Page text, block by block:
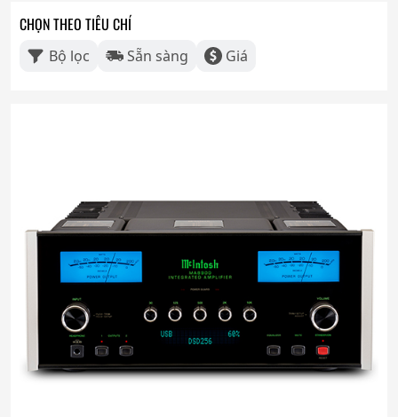
CHỌN THEO TIÊU CHÍ
Bộ lọc Sẵn sàng Giá